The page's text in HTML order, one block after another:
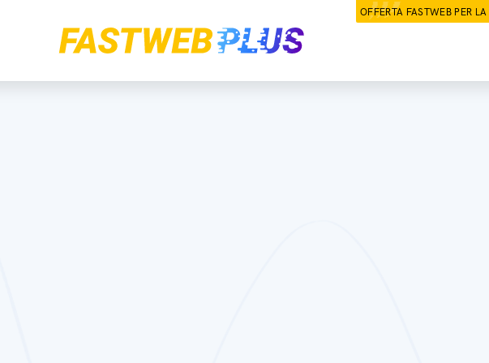
OFFERTA FASTWEB PER